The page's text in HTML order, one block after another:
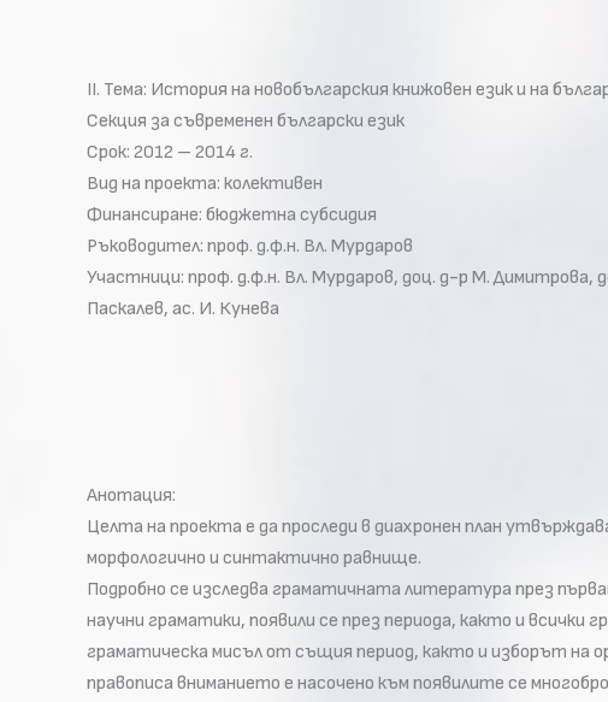
II. Тема: История на новобългарския книжовен език и на
Секция за съвременен български език
Срок: 2012 – 2014 г.
Вид на проекта: колективен
Финансиране: бюджетна субсидия
Ръководител: проф. д.ф.н. Вл. Мурдаров
Участници: проф. д.ф.н. Вл. Мурдаров, доц. д-р М. Димитрова,
Паскалев, ас. И. Кунева
Анотация:
Целта на проекта е да проследи в диахронен план
морфологично и синтактично равнище.
Подробно се изследва граматичната литература през
научни граматики, появили се през периода, както и
граматическа мисъл от същия период, както и изборът на
правописа вниманието е насочено към появилите се